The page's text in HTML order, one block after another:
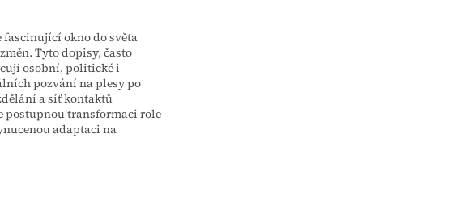
fascinující okno do světa
Tyto dopisy, často
osobní, politické i
pozvání na plesy po
a síť kontaktů
postupnou transformaci role
adaptaci na